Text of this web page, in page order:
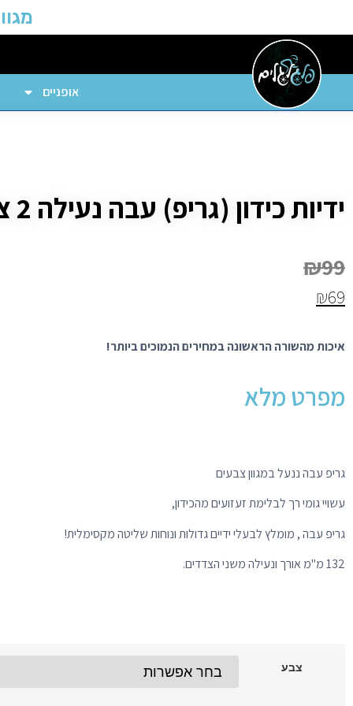
אופניים
ידיות כידון (גריפ) עבה נעילה 2 צדדים
₪99
₪69
איכות מהשורה הראשונה במחירים הנמוכים ביותר!
מפרט מלא
גריפ עבה ננעל במגוון צבעים
עשויי גומי רך לבלימת זעזועים מהכידון,
גריפ עבה , מומלץ לבעלי ידיים גדולות ונוחות שליטה מקסימלית!
132 מ"מ אורך ונעילה משני הצדדים.
צבע